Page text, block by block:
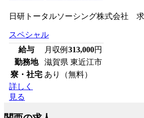
日研トータルソーシング株式会社 求
スペシャル
給与
月収例 313,000円
勤務地
滋賀県 東近江市
寮・社宅 あり（無料）
詳しく
見る